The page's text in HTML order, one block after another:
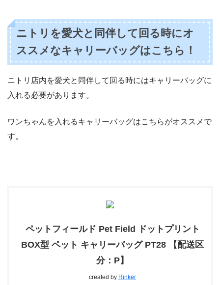
ニトリを愛犬と同伴して回る時にオ
ススメなキャリーバッグはこちら！
ニトリ店内を愛犬と同伴して回る時にはキャリーバッグに
入れる必要があります。
ワンちゃんを入れるキャリーバッグはこちらがオススメで
す。
ペットフィールド Pet Field ドットプリント
BOX型 ペット キャリーバッグ PT28 【配送区
分：P】
created by Rinker